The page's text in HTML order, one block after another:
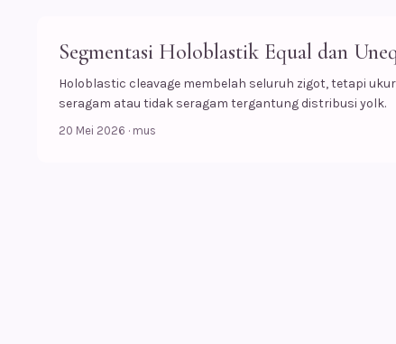
Segmentasi Holoblastik Equal dan
Holoblastic cleavage membelah seluruh zigot, tetapi
seragam atau tidak seragam tergantung distribusi yolk.
20 Mei 2026 · mus